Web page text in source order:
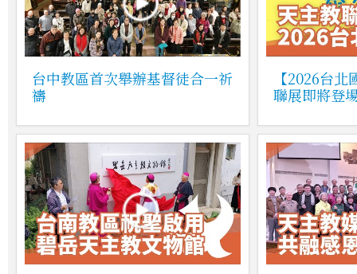
台中教區首次舉辦基督徒合一祈
禱
【2026台
聯展即將登